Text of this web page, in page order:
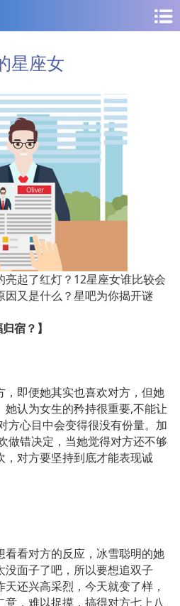
星座女
起了红灯？12星座女谁比较会
又是什么？星吧为你揭开谜
宿？】
即便她其实也喜欢对方，但她
认为女生的矜持很重要,不能让
方心目中会变得很没有份量。加
做错决定，当她觉得对方还不够
对方要坚持到底才能表现诚
看对方的反应，冰雪聪明的她
面子了吧，所以要想追双子
还兴高采烈，今天就变了样，
，难以捉摸，搞得对方七上八